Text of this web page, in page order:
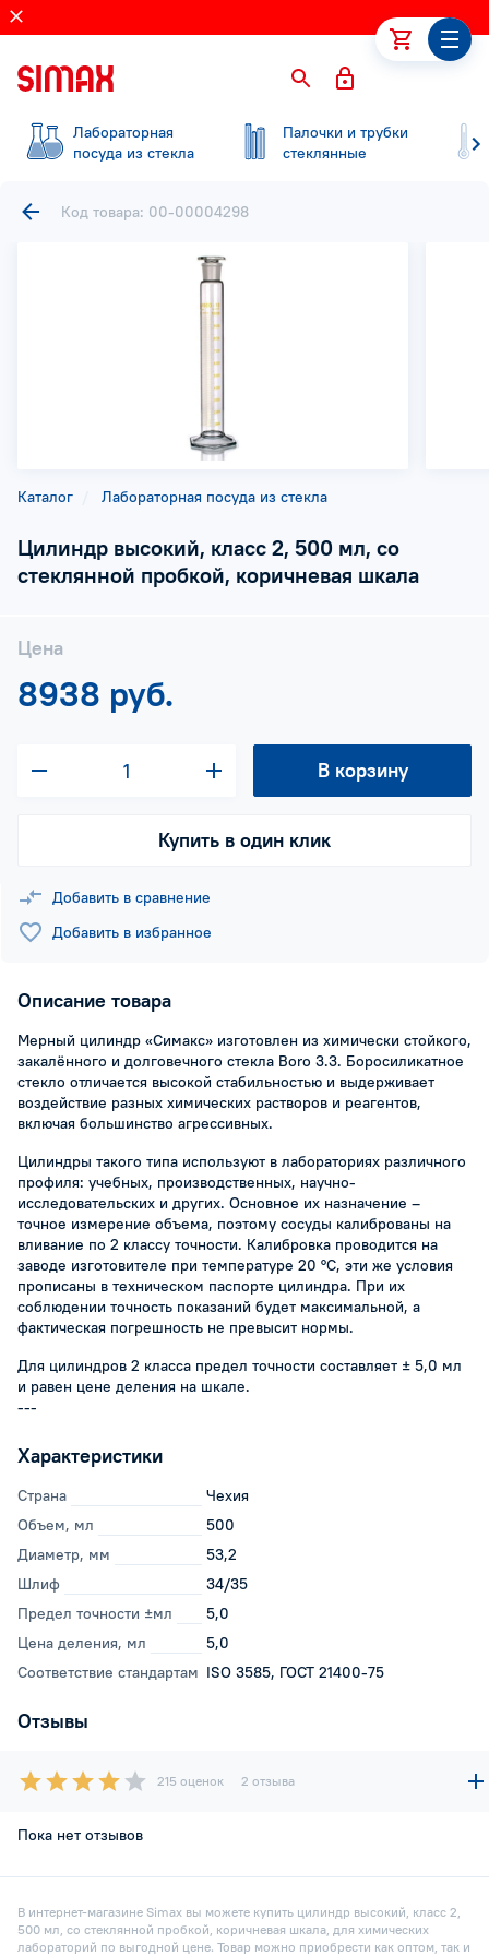
Лабораторная
посуда из стекла
Палочки и трубки
стеклянные
Каталог Лабораторная посуда из стекла
Цилиндр высокий, класс 2, 500 мл, со
стеклянной пробкой, коричневая шкала
Цена
8938 руб.
В корзину
Купить в один клик
Добавить в сравнение
Добавить в избранное
Описание товара
Мерный цилиндр «Симакс» изготовлен из химически стойкого,
закалённого и долговечного стекла Boro 3.3. Боросиликатное
стекло отличается высокой стабильностью и выдерживает
воздействие разных химических растворов и реагентов,
включая большинство агрессивных.
Цилиндры такого типа используют в лабораториях различного
профиля: учебных, производственных, научно-
исследовательских и других. Основное их назначение –
точное измерение объема, поэтому сосуды калиброваны на
вливание по 2 классу точности. Калибровка проводится на
заводе изготовителе при температуре 20 °С, эти же условия
прописаны в техническом паспорте цилиндра. При их
соблюдении точность показаний будет максимальной, а
фактическая погрешность не превысит нормы.
Для цилиндров 2 класса предел точности составляет ± 5,0 мл
и равен цене деления на шкале.
---
Характеристики
Страна
Чехия
Объем, мл
500
Диаметр, мм
53,2
Шлиф
34/35
Предел точности ±мл
5,0
Цена деления, мл
5,0
Соответствие стандартам ISO 3585, ГОСТ 21400-75
Отзывы
215 оценок 2 отзыва
Пока нет отзывов
Код товара: 00-00004298
В интернет-магазине Simax вы можете купить цилиндр высокий, класс 2,
500 мл, со стеклянной пробкой, коричневая шкала, для химических
лабораторий по выгодной цене. Товар можно приобрести как оптом, так и